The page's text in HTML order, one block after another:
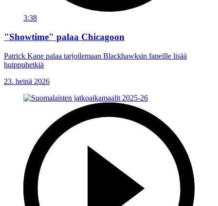
3:38
"Showtime" palaa Chicagoon
Patrick Kane palaa tarjoilemaan Blackhawksin faneille lisää
huippuhetkiä
23. heinä 2026